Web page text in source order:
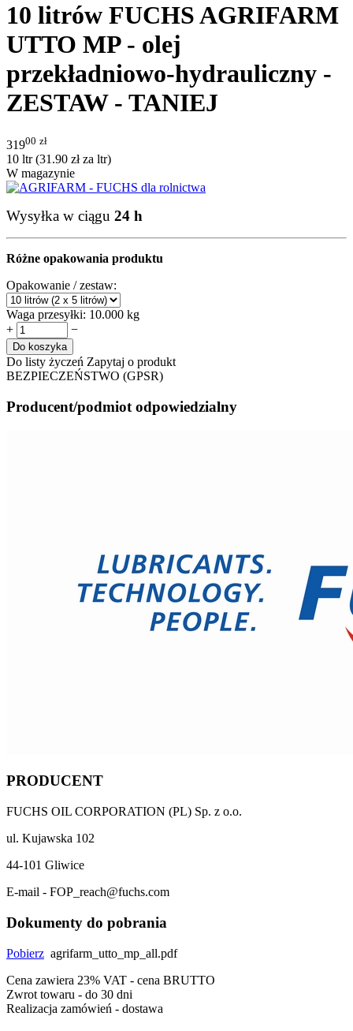
10 litrów FUCHS AGRIFARM
UTTO MP - olej
przekładniowo-hydrauliczny -
ZESTAW - TANIEJ
31900 zł
10 ltr (31.90 złza ltr)
W magazynie
Wysyłka w ciągu 24 h
Różne opakowania produktu
Opakowanie / zestaw:
Waga przesyłki: 10.000 kg
+
−
Do koszyka
Do listy życzeń Zapytaj o produkt
BEZPIECZEŃSTWO (GPSR)
Producent/podmiot odpowiedzialny
PRODUCENT
FUCHS OIL CORPORATION (PL) Sp. z o.o.
ul. Kujawska 102
44-101 Gliwice
E-mail - FOP_reach@fuchs.com
Dokumenty do pobrania
Pobierz agrifarm_utto_mp_all.pdf
Cena zawiera 23% VAT - cena BRUTTO
Zwrot towaru - do 30 dni
Realizacja zamówień - dostawa